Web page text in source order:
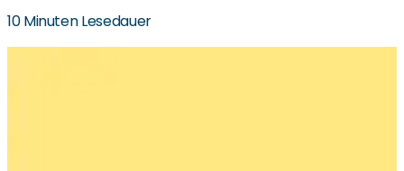
10 Minuten Lesedauer